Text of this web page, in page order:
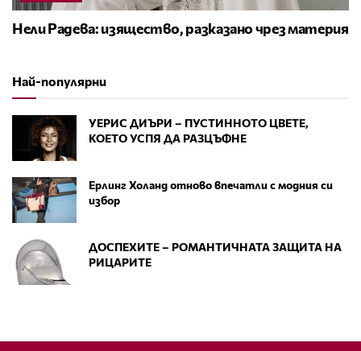
Нели Радева: изящество, разказано чрез материя
Най-популярни
УЕРИС ДИЪРИ – ПУСТИННОТО ЦВЕТЕ,
КОЕТО УСПЯ ДА РАЗЦЪФНЕ
Ерлинг Холанд отново впечатли с модния си
избор
ДОСПЕХИТЕ – РОМАНТИЧНАТА ЗАЩИТА НА
РИЦАРИТЕ